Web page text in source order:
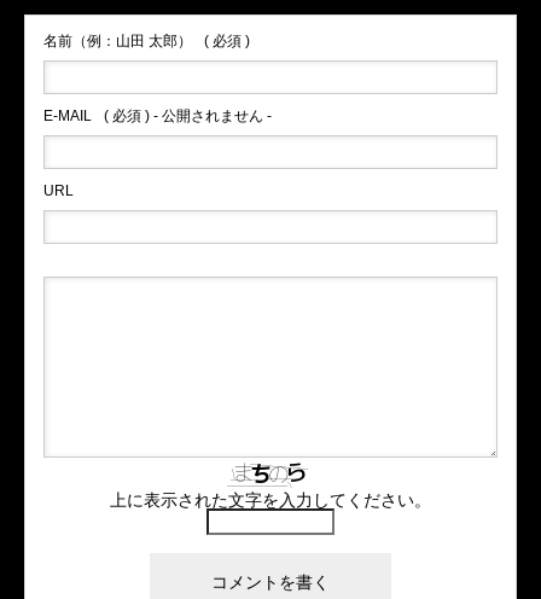
名前（例：山田 太郎） ( 必須 )
E-MAIL ( 必須 ) - 公開されません -
URL
上に表示された文字を入力してください。